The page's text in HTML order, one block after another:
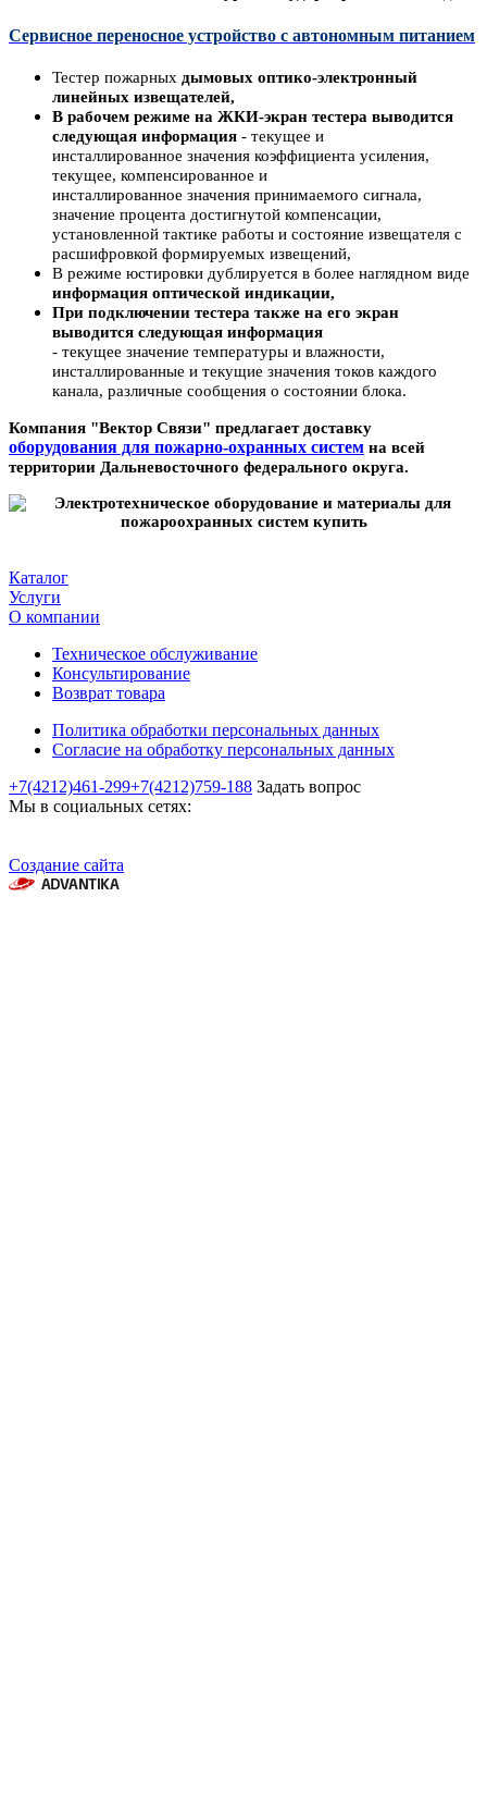
Сервисное переносное устройство с автономным питанием
Тестер пожарных дымовых оптико-электронный
линейных извещателей,
В рабочем режиме на ЖКИ-экран тестера выводится
следующая информация - текущее и
инсталлированное значения коэффициента усиления,
текущее, компенсированное и
инсталлированное значения принимаемого сигнала,
значение процента достигнутой компенсации,
установленной тактике работы и состояние извещателя с
расшифровкой формируемых извещений,
В режиме юстировки дублируется в более наглядном виде
информация оптической индикации,
При подключении тестера также на его экран
выводится следующая информация
- текущее значение температуры и влажности,
инсталлированные и текущие значения токов каждого
канала, различные сообщения о состоянии блока.
Компания "Вектор Связи" предлагает доставку
оборудования для пожарно-охранных систем на всей
территории Дальневосточного федерального округа.
Каталог
Услуги
О компании
Техническое обслуживание
Консультирование
Возврат товара
Политика обработки персональных данных
Согласие на обработку персональных данных
+7(4212)461-299+7(4212)759-188 Задать вопрос
Мы в социальных сетях:
Создание сайта